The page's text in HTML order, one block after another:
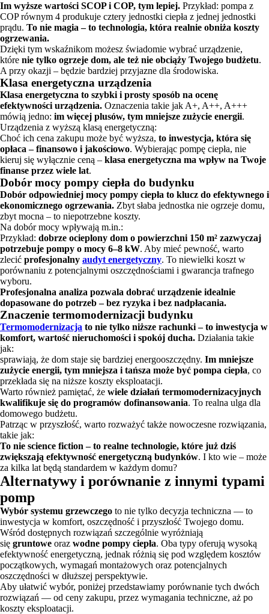
Im wyższe wartości SCOP i COP, tym lepiej. Przykład: pompa z
COP równym 4 produkuje cztery jednostki ciepła z jednej jednostki
prądu. To nie magia – to technologia, która realnie obniża koszty
ogrzewania.
Dzięki tym wskaźnikom możesz świadomie wybrać urządzenie,
które nie tylko ogrzeje dom, ale też nie obciąży Twojego budżetu.
A przy okazji – będzie bardziej przyjazne dla środowiska.
Klasa energetyczna urządzenia
Klasa energetyczna to szybki i prosty sposób na ocenę
efektywności urządzenia. Oznaczenia takie jak A+, A++, A+++
mówią jedno: im więcej plusów, tym mniejsze zużycie energii.
Urządzenia z wyższą klasą energetyczną:
Choć ich cena zakupu może być wyższa, to inwestycja, która się
opłaca – finansowo i jakościowo. Wybierając pompę ciepła, nie
kieruj się wyłącznie ceną – klasa energetyczna ma wpływ na Twoje
finanse przez wiele lat.
Dobór mocy pompy ciepła do budynku
Dobór odpowiedniej mocy pompy ciepła to klucz do efektywnego i
ekonomicznego ogrzewania. Zbyt słaba jednostka nie ogrzeje domu,
zbyt mocna – to niepotrzebne koszty.
Na dobór mocy wpływają m.in.:
Przykład: dobrze ocieplony dom o powierzchni 150 m² zazwyczaj
potrzebuje pompy o mocy 6–8 kW. Aby mieć pewność, warto
zlecić profesjonalny audyt energetyczny. To niewielki koszt w
porównaniu z potencjalnymi oszczędnościami i gwarancja trafnego
wyboru.
Profesjonalna analiza pozwala dobrać urządzenie idealnie
dopasowane do potrzeb – bez ryzyka i bez nadpłacania.
Znaczenie termomodernizacji budynku
Termomodernizacja to nie tylko niższe rachunki – to inwestycja w
komfort, wartość nieruchomości i spokój ducha. Działania takie
jak:
sprawiają, że dom staje się bardziej energooszczędny. Im mniejsze
zużycie energii, tym mniejsza i tańsza może być pompa ciepła, co
przekłada się na niższe koszty eksploatacji.
Warto również pamiętać, że wiele działań termomodernizacyjnych
kwalifikuje się do programów dofinansowania. To realna ulga dla
domowego budżetu.
Patrząc w przyszłość, warto rozważyć także nowoczesne rozwiązania,
takie jak:
To nie science fiction – to realne technologie, które już dziś
zwiększają efektywność energetyczną budynków. I kto wie – może
za kilka lat będą standardem w każdym domu?
Alternatywy i porównanie z innymi typami
pomp
Wybór systemu grzewczego to nie tylko decyzja techniczna — to
inwestycja w komfort, oszczędność i przyszłość Twojego domu.
Wśród dostępnych rozwiązań szczególnie wyróżniają
się gruntowe oraz wodne pompy ciepła. Oba typy oferują wysoką
efektywność energetyczną, jednak różnią się pod względem kosztów
początkowych, wymagań montażowych oraz potencjalnych
oszczędności w dłuższej perspektywie.
Aby ułatwić wybór, poniżej przedstawiamy porównanie tych dwóch
rozwiązań — od ceny zakupu, przez wymagania techniczne, aż po
koszty eksploatacji.